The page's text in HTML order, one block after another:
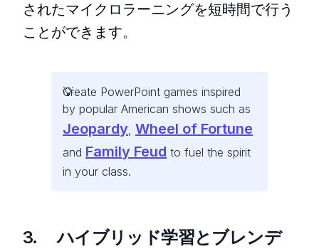
されたマイクロラーニングを短時間で行う
ことができます。
Create PowerPoint games inspired
by popular American shows such as
Jeopardy, Wheel of Fortune
and Family Feud to fuel the spirit
in your class.
3. ハイブリッド学習とブレンデ